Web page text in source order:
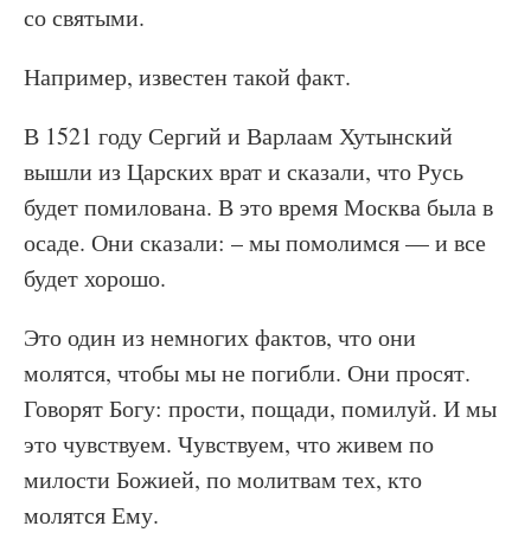
со святыми.
Например, известен такой факт.
В 1521 году Сергий и Варлаам Хутынский
вышли из Царских врат и сказали, что Русь
будет помилована. В это время Москва была в
осаде. Они сказали: – мы помолимся — и все
будет хорошо.
Это один из немногих фактов, что они
молятся, чтобы мы не погибли. Они просят.
Говорят Богу: прости, пощади, помилуй. И мы
это чувствуем. Чувствуем, что живем по
милости Божией, по молитвам тех, кто
молятся Ему.